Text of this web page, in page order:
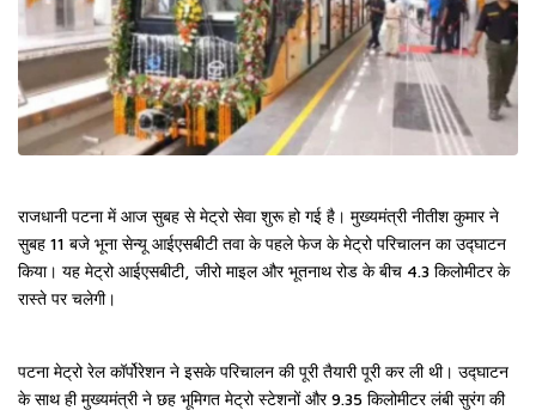
राजधानी पटना में आज सुबह से मेट्रो सेवा शुरू हो गई है। मुख्यमंत्री नीतीश कुमार ने
सुबह 11 बजे भूना सेन्यू आईएसबीटी तवा के पहले फेज के मेट्रो परिचालन का उद्घाटन
किया। यह मेट्रो आईएसबीटी, जीरो माइल और भूतनाथ रोड के बीच 4.3 किलोमीटर के
रास्ते पर चलेगी।
पटना मेट्रो रेल कॉर्पोरेशन ने इसके परिचालन की पूरी तैयारी पूरी कर ली थी। उद्घाटन
के साथ ही मुख्यमंत्री ने छह भूमिगत मेट्रो स्टेशनों और 9.35 किलोमीटर लंबी सुरंग की